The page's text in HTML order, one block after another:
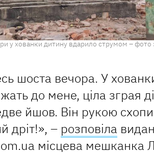
у хованки дитину вдарило струмом – фото
шоста вечора. У
до мене, ціла зграя
йшов. Він рукою
дріт!», – розповіла
місцева мешканка